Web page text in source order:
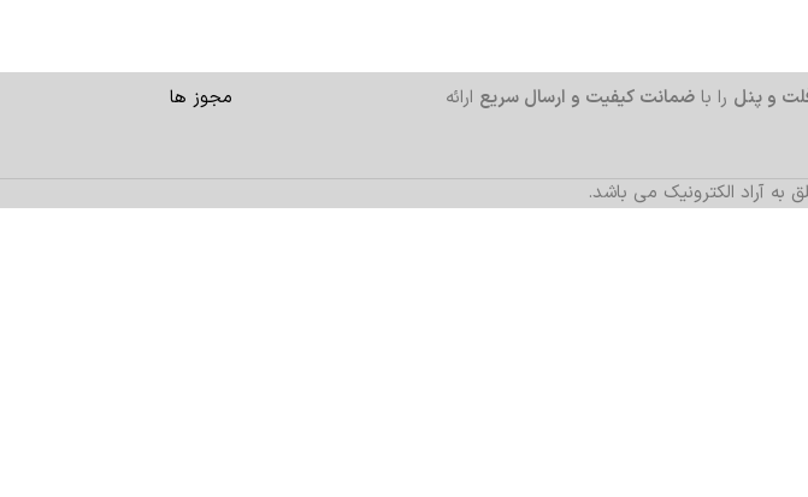
را با ضمانت کیفیت و ارسال سریع ارائه
مجوز ها
آراد الکترونیک می باشد.